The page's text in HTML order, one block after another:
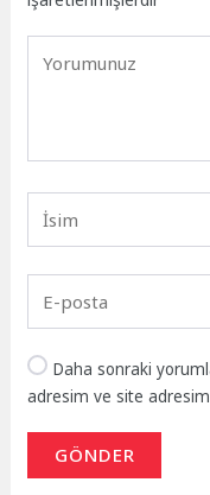
Daha sonraki
adresim ve site adresim
GÖNDER